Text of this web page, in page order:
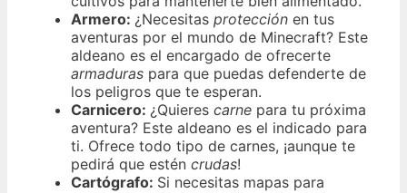
Armero: ¿Necesitas protección en tus
aventuras por el mundo de Minecraft? Este
aldeano es el encargado de ofrecerte
armaduras para que puedas defenderte de
los peligros que te esperan.
Carnicero: ¿Quieres carne para tu próxima
aventura? Este aldeano es el indicado para
ti. Ofrece todo tipo de carnes, ¡aunque te
pedirá que estén crudas!
Cartógrafo: Si necesitas mapas para